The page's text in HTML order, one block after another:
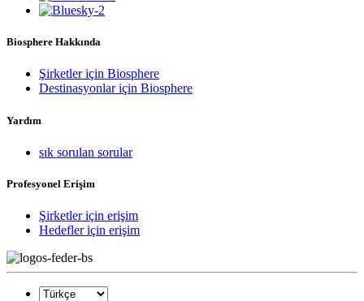
Biosphere Hakkında
Şirketler için Biosphere
Destinasyonlar için Biosphere
Yardım
sık sorulan sorular
Profesyonel Erişim
Şirketler için erişim
Hedefler için erişim